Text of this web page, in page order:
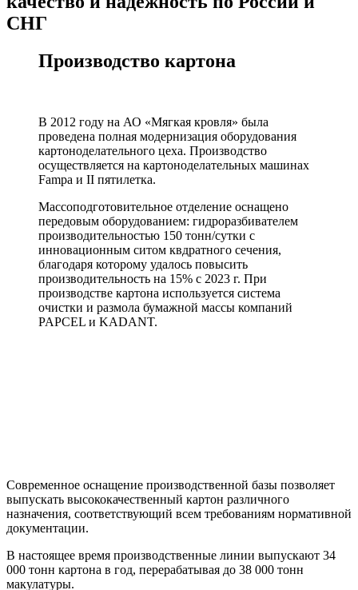
СНГ
Производство картона
В 2012 году на АО «Мягкая кровля» была
проведена полная модернизация оборудования
картоноделательного цеха. Производство
осуществляется на картоноделательных машинах
Fampa и II пятилетка.
Массоподготовительное отделение оснащено
передовым оборудованием: гидроразбивателем
производительностью 150 тонн/сутки с
инновационным ситом квдратного сечения,
благодаря которому удалось повысить
производительность на 15% с 2023 г. При
производстве картона используется система
очистки и размола бумажной массы компаний
PAPCEL и KADANT.
Современное оснащение производственной базы позволяет
выпускать высококачественный картон различного
назначения, соответствующий всем требованиям нормативной
документации.
В настоящее время производственные линии выпускают 34
000 тонн картона в год, перерабатывая до 38 000 тонн
макулатуры.